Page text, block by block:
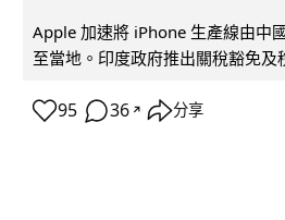
Apple 加速將 iPhone 生產線由中
至當地。印度政府推出關稅豁免
95 36 ↗ 分享